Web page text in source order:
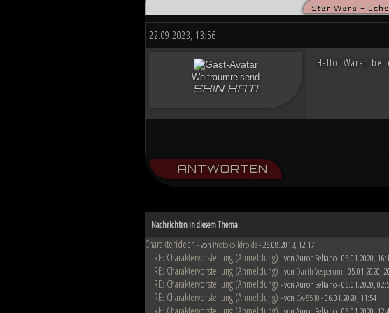
Düstere Zeiten ziehen auf. Während die kriegsmüden
nun in weiter Ferne. Der Entscheid um die Vorherrschaft
von Planeten aussehen wird....
Star Wars -
22.09.2023, 13:56
Weltraumreisend
SHIN HATI
Hallo! Wären bei
ANTWORTEN
Nachrichten in diesem Thema
Charakterideen - von Protokolldroide- 26.08.2013, 12:17
RE: Charaktervorstellung (Anmeldung) - von Auron Seltano - 05.01.2020,
RE: Charaktervorstellung (Anmeldung) - von Darth Vesperum- 05.01.2020,
RE: Charaktervorstellung (Anmeldung) - von Auron Seltano - 06.01.2020,
RE: Charaktervorstellung (Anmeldung) - von CA-5510- 06.01.2020, 11:54